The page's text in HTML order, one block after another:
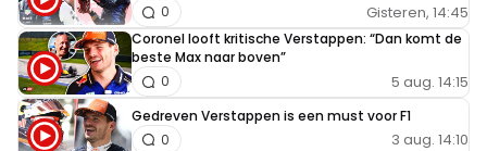
Gisteren, 14:45
0
Coronel looft kritische Verstappen: “Dan komt de
beste Max naar boven”
5 aug. 14:15
0
Gedreven Verstappen is een must voor F1
3 aug. 14:10
0